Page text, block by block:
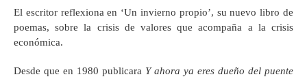
El escritor reflexiona en ‘Un invierno propio’, su nuevo libro de
poemas, sobre la crisis de valores que acompaña a la crisis
económica.
Desde que en 1980 publicara Y ahora ya eres dueño del puente